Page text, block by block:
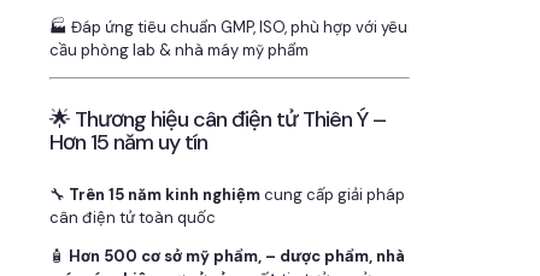
🏭 Đáp ứng tiêu chuẩn GMP, ISO, phù hợp với yêu
cầu phòng lab & nhà máy mỹ phẩm
🌟 Thương hiệu cân điện tử Thiên Ý –
Hơn 15 năm uy tín
🔧 Trên 15 năm kinh nghiệmcung cấp giải pháp
cân điện tử toàn quốc
🧴 Hơn 500 cơ sở mỹ phẩm, – dược phẩm, nhà